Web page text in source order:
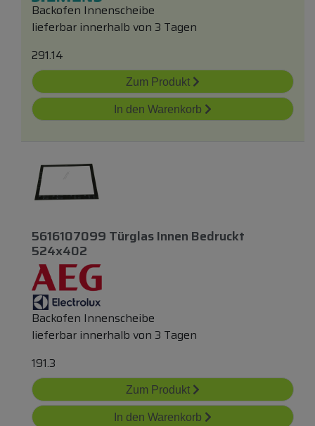
Backofen Innenscheibe
lieferbar innerhalb von 3 Tagen
291.14
Zum Produkt
In den Warenkorb
5616107099 Türglas Innen Bedruckt
524x402
Backofen Innenscheibe
lieferbar innerhalb von 3 Tagen
191.3
Zum Produkt
In den Warenkorb